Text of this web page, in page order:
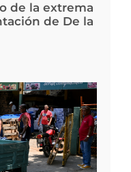
de la extrema
de De la